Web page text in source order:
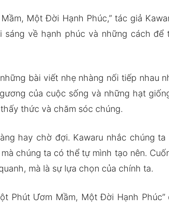
Một Đời Hạnh Phúc,” tác giả
về hạnh phúc và những cách để
bài viết nhẹ nhàng nối tiếp nhau
của cuộc sống và những hạt
thức và chăm sóc chúng.
hay chờ đợi. Kawaru nhắc chúng
chúng ta có thể tự mình tạo nên.
mà là sự lựa chọn của chính ta.
Phút Ươm Mầm, Một Đời Hạnh